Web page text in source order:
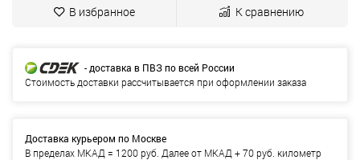
В избранное К сравнению
- доставка в ПВЗ по всей России
Стоимость доставки рассчитывается при оформлении заказа
Доставка курьером по Москве
В пределах МКАД = 1200 руб. Далее от МКАД + 70 руб. километр